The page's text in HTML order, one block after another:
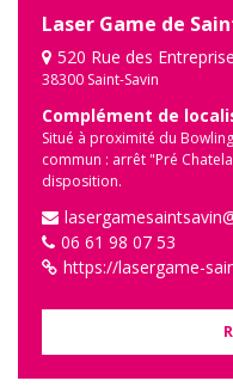
Laser Game de
520 Rue des
38300 Saint-Savin
Complément de
Situé à proximité du
commun : arrêt "Pré
disposition.
06 61 98 07 53
https://lasergame-